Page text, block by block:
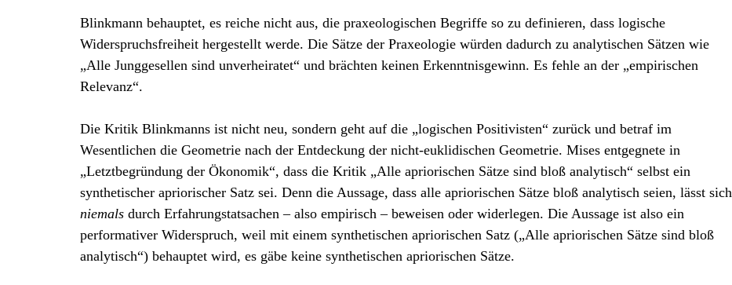
Blinkmann behauptet, es reiche nicht aus, die praxeologischen Begriffe so zu definieren, dass logische
Widerspruchsfreiheit hergestellt werde. Die Sätze der Praxeologie würden dadurch zu analytischen Sätzen wie
„Alle Junggesellen sind unverheiratet“ und brächten keinen Erkenntnisgewinn. Es fehle an der „empirischen
Relevanz“.
Die Kritik Blinkmanns ist nicht neu, sondern geht auf die „logischen Positivisten“ zurück und betraf im
Wesentlichen die Geometrie nach der Entdeckung der nicht-euklidischen Geometrie. Mises entgegnete in
„Letztbegründung der Ökonomik“, dass die Kritik „Alle apriorischen Sätze sind bloß analytisch“ selbst ein
synthetischer apriorischer Satz sei. Denn die Aussage, dass alle apriorischen Sätze bloß analytisch seien, lässt sich
niemals durch Erfahrungstatsachen – also empirisch – beweisen oder widerlegen. Die Aussage ist also ein
performativer Widerspruch, weil mit einem synthetischen apriorischen Satz („Alle apriorischen Sätze sind bloß
analytisch“) behauptet wird, es gäbe keine synthetischen apriorischen Sätze.